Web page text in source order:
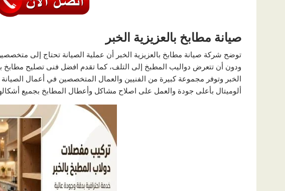
صيانة مطابخ بالعزيزية الخبر
توضح شركة صيانة مطابخ بالعزيزية الخبر أن عملية الصيانة تحتاج إلى
ودون أن تتعرض دواليب المطبخ إلى التلف، كما تقدم افضل فنى تصليح مطابخ
الخبر وتوفر مجموعة كبيرة من الفنيين والعمال المتخصصين في أعمال الصيانة
ألوميتال بأعلى جودة والعمل على اصلاح مشاكل وأعطال المطابخ بجميع أشكالها